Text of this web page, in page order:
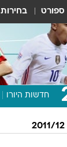
ספורט בחירות
חדשות היורו